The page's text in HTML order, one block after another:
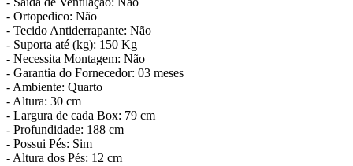
- Ortopedico: Não
- Tecido Antiderrapante: Não
- Suporta até (kg): 150 Kg
- Necessita Montagem: Não
- Garantia do Fornecedor: 03 meses
- Ambiente: Quarto
- Altura: 30 cm
- Largura de cada Box: 79 cm
- Profundidade: 188 cm
- Possui Pés: Sim
- Altura dos Pés: 12 cm